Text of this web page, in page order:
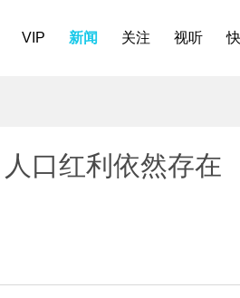
VIP 新闻 关注 视听
口红利依然存在